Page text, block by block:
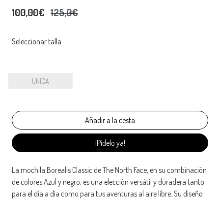
100,00€ 125,0€
Seleccionar talla
UNICA
¡Pídelo ya!
La mochila Borealis Classic de The North Face, en su combinación
de colores Azul y negro, es una elección versátil y duradera tanto
para el día a día como para tus aventuras al aire libre. Su diseño